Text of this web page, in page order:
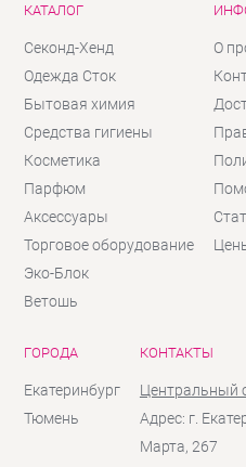
КАТАЛОГ
Секонд-Хенд
Одежда Сток
Бытовая химия
Средства гигиены
Косметика
Парфюм
Аксессуары
Торговое оборудование
Эко-Блок
Ветошь
О
ГОРОДА
Екатеринбург
Тюмень
КОНТАКТЫ
Центральный
Адрес: г.
Марта, 267